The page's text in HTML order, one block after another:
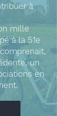
à
mille
à la 51e
un
en